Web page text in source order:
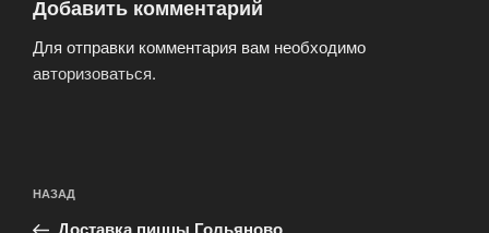
Добавить комментарий
Для отправки комментария вам необходимо
авторизоваться.
по
Предыдущая
запись:
НАЗАД